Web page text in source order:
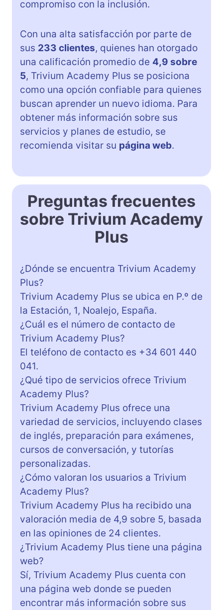
compromiso con la inclusión.
Con una alta satisfacción por parte de
sus 233 clientes, quienes han otorgado
una calificación promedio de 4,9 sobre
5, Trivium Academy Plus se posiciona
como una opción confiable para quienes
buscan aprender un nuevo idioma. Para
obtener más información sobre sus
servicios y planes de estudio, se
recomienda visitar su página web.
Preguntas frecuentes
sobre Trivium Academy
Plus
¿Dónde se encuentra Trivium Academy
Plus?
Trivium Academy Plus se ubica en P.º de
la Estación, 1, Noalejo, España.
¿Cuál es el número de contacto de
Trivium Academy Plus?
El teléfono de contacto es +34 601 440
041.
¿Qué tipo de servicios ofrece Trivium
Academy Plus?
Trivium Academy Plus ofrece una
variedad de servicios, incluyendo clases
de inglés, preparación para exámenes,
cursos de conversación, y tutorías
personalizadas.
¿Cómo valoran los usuarios a Trivium
Academy Plus?
Trivium Academy Plus ha recibido una
valoración media de 4,9 sobre 5, basada
en las opiniones de 24 clientes.
¿Trivium Academy Plus tiene una página
web?
Sí, Trivium Academy Plus cuenta con
una página web donde se pueden
encontrar más información sobre sus